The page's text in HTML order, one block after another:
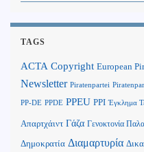
TAGS
ACTA Copyright European
Newsletter Piratenpartei
PP-DE PPDE PPEU PPI Έγκλημα
Απαρτχάιντ Γάζα Γενοκτονία
Δημοκρατία Διαμαρτυρία